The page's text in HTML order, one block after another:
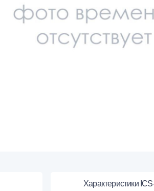
Характеристики